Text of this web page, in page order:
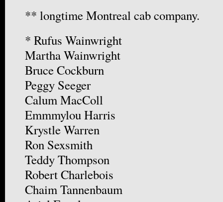
** longtime Montreal cab company.
* Rufus Wainwright
Martha Wainwright
Bruce Cockburn
Peggy Seeger
Calum MacColl
Emmmylou Harris
Krystle Warren
Ron Sexsmith
Teddy Thompson
Robert Charlebois
Chaim Tannenbaum